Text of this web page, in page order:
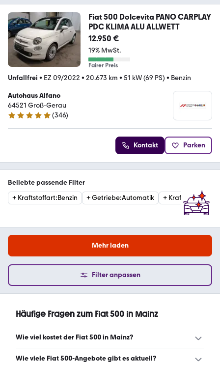
Fiat 500 Dolcevita PANO CARPLAY
PDC KLIMA ALU ALLWETT
12.950 €
19% MwSt.
Fairer Preis
Unfallfrei • EZ 09/2022 • 20.673 km • 51 kW (69 PS) • Benzin
Autohaus Alfano
64521 Groß-Gerau
5 Sterne
(346)
Kontakt Parken
Beliebte passende Filter
+ Kraftstoffart:Benzin +Getriebe:Automatik + Kraftstoffart
Mehr laden
Filter anpassen
Häufige Fragen zum Fiat 500 in Mainz
Wie viel kostet der Fiat 500 in Mainz?
Ein guter Preis für einen Fiat 500 in Mainz liegt zwischen
Wie viele Fiat 500-Angebote gibt es aktuell?